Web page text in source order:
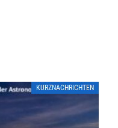
KURZNACHRICHTEN